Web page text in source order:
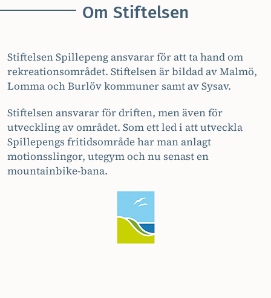
Om Stiftelsen
Stiftelsen Spillepeng ansvarar för att ta hand om
rekreationsområdet. Stiftelsen är bildad av Malmö,
Lomma och Burlöv kommuner samt av Sysav.
Stiftelsen ansvarar för driften, men även för
utveckling av området. Som ett led i att utveckla
Spillepengs fritidsområde har man anlagt
motionsslingor, utegym och nu senast en
mountainbike-bana.